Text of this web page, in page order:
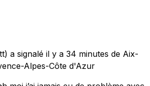
a signalé il y a 34 minutes de Aix-
Alpes-Côte d'Azur